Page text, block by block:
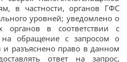
в частности, органов ГФС
уровней; уведомлено о
органов в соответствии с
обращение с запросом о
разъяснено право в данном
ответ на запрос,